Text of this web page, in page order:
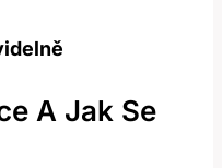
A Jak Se